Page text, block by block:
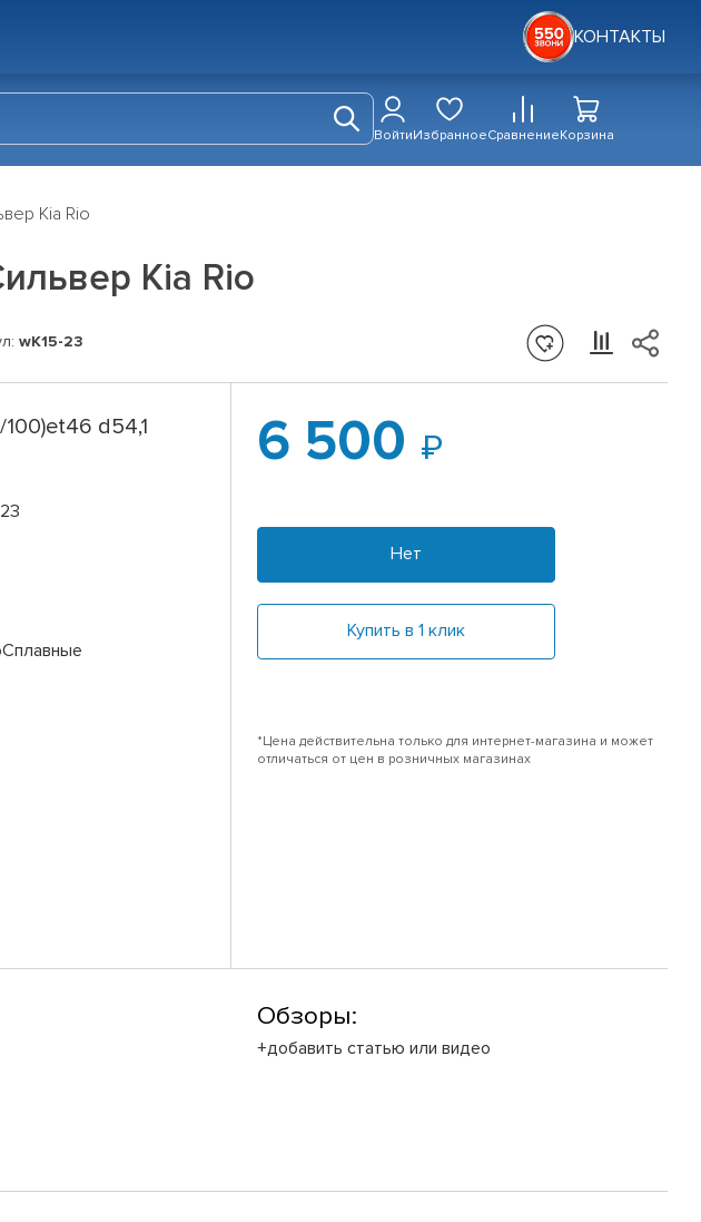
КОНТАКТЫ
ВойтиИзбранноеСравнениеКорзина
Kia Rio
Kia Rio
wK15-23
d54,1
6 500
Нет
Купить в 1 клик
*Цена действительна только для интернет-магазина и может
отличаться от цен в розничных магазинах
Обзоры:
+добавить статью или видео